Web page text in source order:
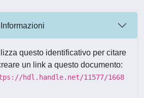
Informazioni
questo identificativo per citare
un link a questo documento:
hdl.handle.net/11577/1668